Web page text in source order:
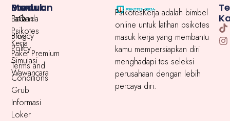
PsikotesKerja adalah bimbel
online untuk latihan psikotes
masuk kerja yang membantu
kamu mempersiapkan diri
menghadapi tes seleksi
perusahaan dengan lebih
percaya diri.
Menu
Beranda
Blog
Paket Premium
Produk
Latihan
Psikotes
Kerja
Simulasi
Wawancara
Grub
Informasi
Loker
Bantuan
FaQ
Privacy
Policy
Terms and
Conditions